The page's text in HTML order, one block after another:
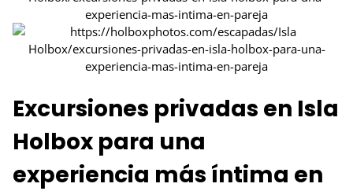
Excursiones privadas en Isla
Holbox para una
experiencia más íntima en